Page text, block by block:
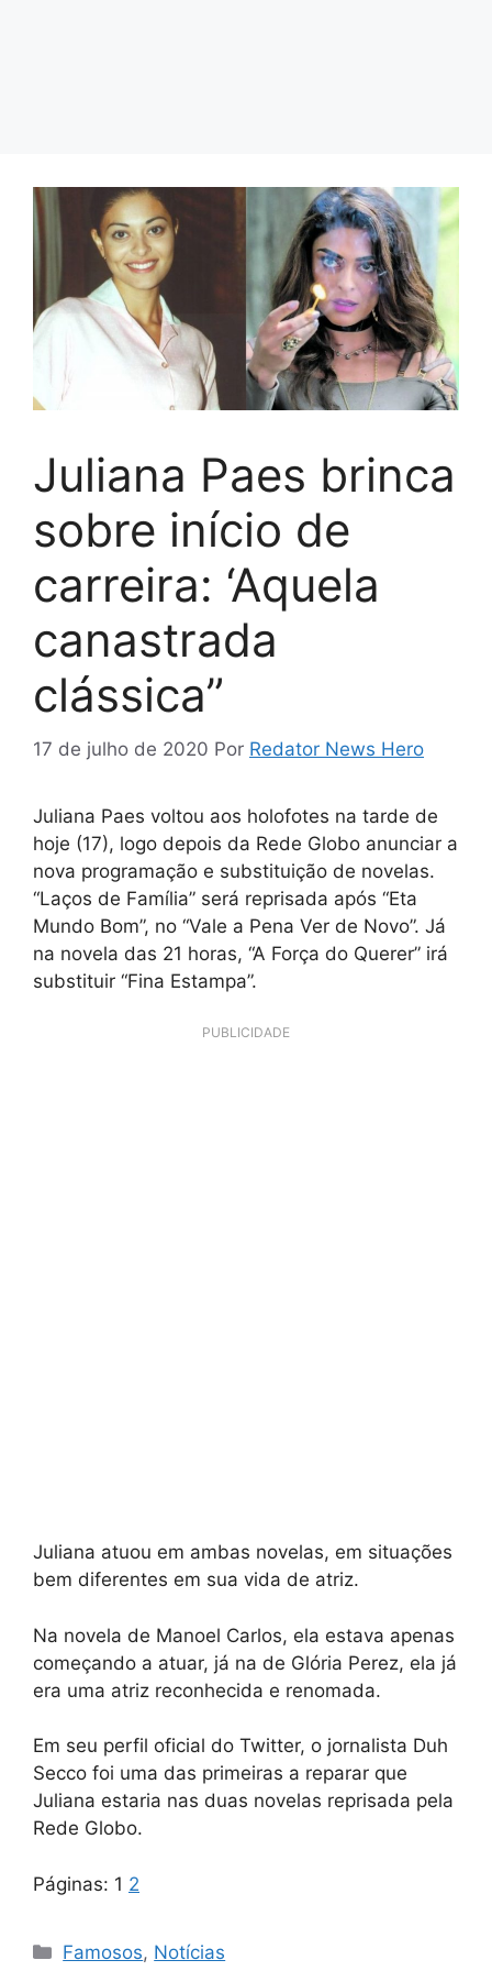
Juliana Paes brinca
sobre início de
carreira: ‘Aquela
canastrada
clássica”
17 de julho de 2020 Por Redator News Hero
Juliana Paes voltou aos holofotes na tarde de
hoje (17), logo depois da Rede Globo anunciar a
nova programação e substituição de novelas.
“Laços de Família” será reprisada após “Eta
Mundo Bom”, no “Vale a Pena Ver de Novo”. Já
na novela das 21 horas, “A Força do Querer” irá
substituir “Fina Estampa”.
PUBLICIDADE
Juliana atuou em ambas novelas, em situações
bem diferentes em sua vida de atriz.
Na novela de Manoel Carlos, ela estava apenas
começando a atuar, já na de Glória Perez, ela já
era uma atriz reconhecida e renomada.
Em seu perfil oficial do Twitter, o jornalista Duh
Secco foi uma das primeiras a reparar que
Juliana estaria nas duas novelas reprisada pela
Rede Globo.
Páginas: 1 2
Categorias
Famosos, Notícias